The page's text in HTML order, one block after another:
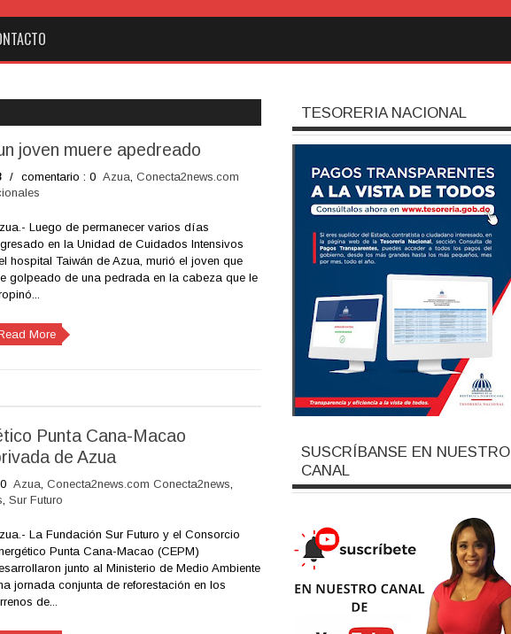
joven muere apedreado
/ comentario : 0 Azua, Conecta2news.com
Luego de permanecer varios días
en la Unidad de Cuidados Intensivos
hospital Taiwán de Azua, murió el joven que
golpeado de una pedrada en la cabeza que le
More
Punta Cana-Macao
de Azua
Azua, Conecta2news.com Conecta2news,
, Sur Futuro
La Fundación Sur Futuro y el Consorcio
Punta Cana-Macao (CEPM)
junto al Ministerio de Medio Ambiente
jornada conjunta de reforestación en los
de...
TESORERIA NACIONAL
SUSCRÍBANSE EN NUESTRO
CANAL